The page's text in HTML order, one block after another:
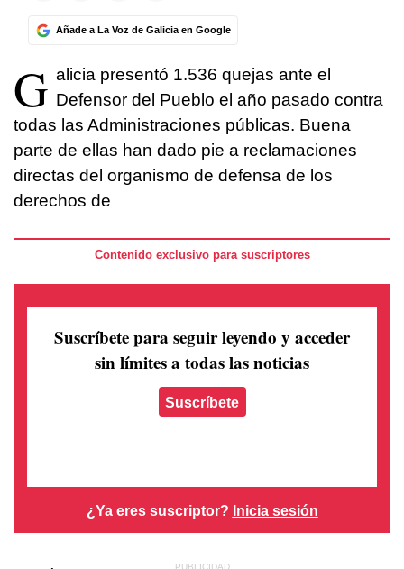
Añade a La Voz de Galicia en Google
G alicia presentó 1.536 quejas ante el
Defensor del Pueblo el año pasado contra
todas las Administraciones públicas. Buena
parte de ellas han dado pie a reclamaciones
directas del organismo de defensa de los
derechos de
Contenido exclusivo para suscriptores
Suscríbete para seguir leyendo y acceder
sin límites a todas las noticias
Suscríbete
¿Ya eres suscriptor? Inicia sesión